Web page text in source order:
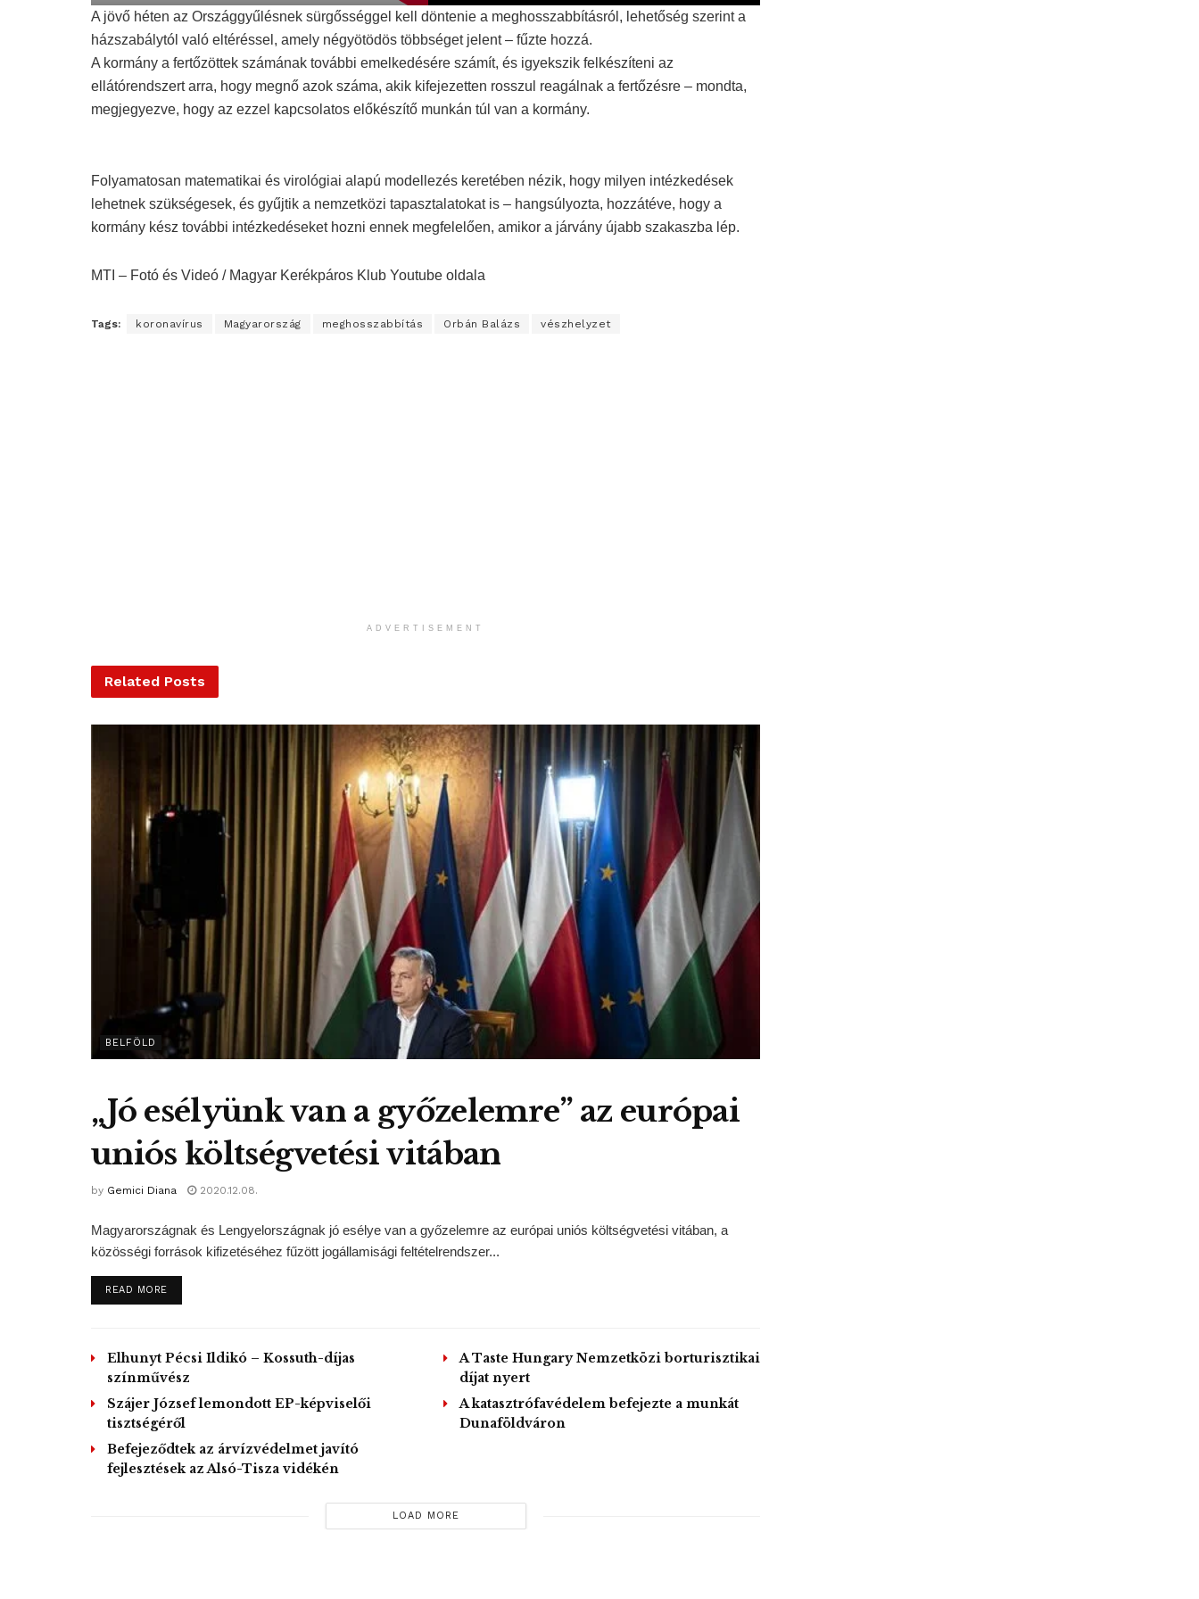
l
a
y
e
k
r
r
n
t
m
o
g
l
e
M
u
l
u
o
g
F
u
A jövő héten az Országgyűlésnek sürgősséggel kell döntenie a meghosszabbításról, lehetőség szerint a
házszabálytól való eltéréssel, amely négyötödös többséget jelent – fűzte hozzá.
A kormány a fertőzöttek számának további emelkedésére számít, és igyekszik felkészíteni az
ellátórendszert arra, hogy megnő azok száma, akik kifejezetten rosszul reagálnak a fertőzésre – mondta,
megjegyezve, hogy az ezzel kapcsolatos előkészítő munkán túl van a kormány.
Folyamatosan matematikai és virológiai alapú modellezés keretében nézik, hogy milyen intézkedések
lehetnek szükségesek, és gyűjtik a nemzetközi tapasztalatokat is – hangsúlyozta, hozzátéve, hogy a
kormány kész további intézkedéseket hozni ennek megfelelően, amikor a járvány újabb szakaszba lép.
MTI – Fotó és Videó / Magyar Kerékpáros Klub Youtube oldala
Tags: koronavírus Magyarország meghosszabbítás Orbán Balázs vészhelyzet
ADVERTISEMENT
Related Posts
BELFÖLD
„Jó esélyünk van a győzelemre” az európai
uniós költségvetési vitában
by Gemici Diana 2020.12.08.
Magyarországnak és Lengyelországnak jó esélye van a győzelemre az európai uniós költségvetési vitában, a
közösségi források kifizetéséhez fűzött jogállamisági feltételrendszer...
READ MOREDETAILS
Elhunyt Pécsi Ildikó – Kossuth-díjas
színművész
Szájer József lemondott EP-képviselői
tisztségéről
Befejeződtek az árvízvédelmet javító
fejlesztések az Alsó-Tisza vidékén
A Taste Hungary Nemzetközi borturisztikai
díjat nyert
A katasztrófavédelem befejezte a munkát
Dunaföldváron
LOAD MORE